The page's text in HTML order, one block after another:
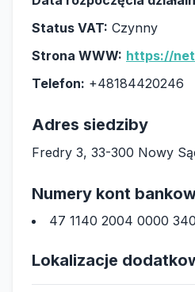
Status VAT: Czynny
Strona WWW: https://
Telefon: +48184420246
Adres siedziby
Fredry 3, 33-300 Nowy
Numery kont
47 1140 2004 0000
Lokalizacje